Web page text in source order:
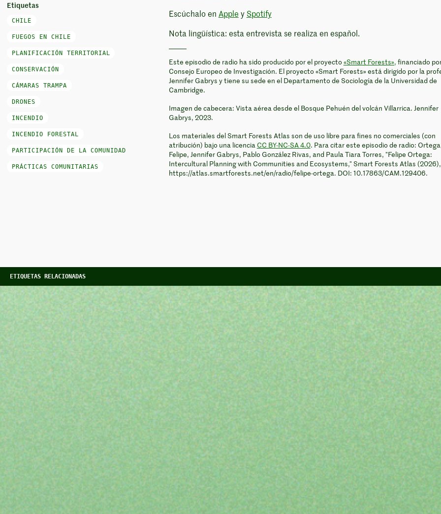
Etiquetas
CHILE
FUEGOS EN CHILE
PLANIFICACIÓN TERRITORIAL
CONSERVACIÓN
CÁMARAS TRAMPA
DRONES
INCENDIO
INCENDIO FORESTAL
PARTICIPACIÓN DE LA COMUNIDAD
PRÁCTICAS COMUNITARIAS
Escúchalo en Apple y Spotify
Nota lingüística: esta entrevista se realiza en español.
Este episodio de radio ha sido producido por el proyecto «Smart Forests», financiado por
Consejo Europeo de Investigación. El proyecto «Smart Forests» está dirigido por la
Jennifer Gabrys y tiene su sede en el Departamento de Sociología de la Universidad de
Cambridge.
Imagen de cabecera: Vista aérea desde el Bosque Pehuén del volcán Villarrica. Jennifer
Gabrys, 2023.
Los materiales del Smart Forests Atlas son de uso libre para fines no comerciales (con
atribución) bajo una licencia CC BY-NC-SA 4.0. Para citar este episodio de radio:
Felipe, Jennifer Gabrys, Pablo González Rivas, and Paula Tiara Torres, "Felipe Ortega:
Intercultural Planning with Communities and Ecosystems," Smart Forests Atlas (2026),
https://atlas.smartforests.net/en/radio/felipe-ortega. DOI: 10.17863/CAM.129406.
ETIQUETAS RELACIONADAS